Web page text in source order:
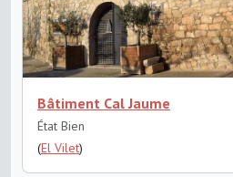
Bâtiment Cal Jaume
État Bien
(El Vilet)